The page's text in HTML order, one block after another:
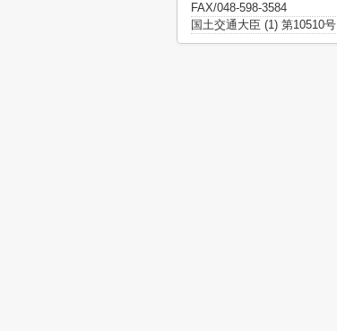
FAX/048-598-3584
国土交通大臣 (1) 第10510号